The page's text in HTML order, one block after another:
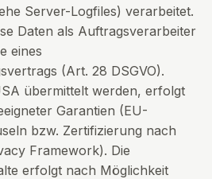
Server-Logfiles) verarbeitet.
Daten als Auftragsverarbeiter
eines
(Art. 28 DSGVO).
übermittelt werden, erfolgt
Garantien (EU-
bzw. Zertifizierung nach
Framework). Die
erfolgt nach Möglichkeit